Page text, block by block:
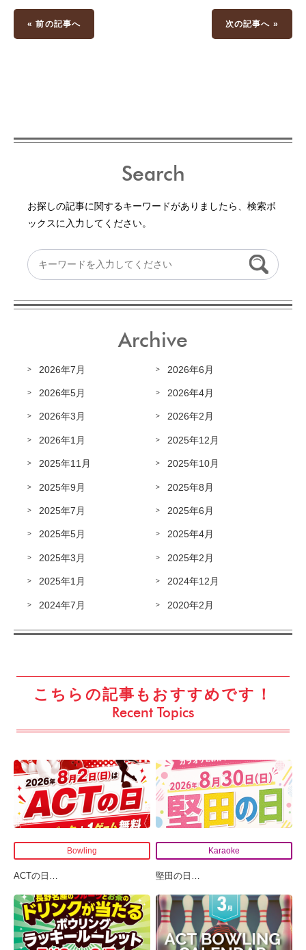
« 前の記事へ 次の記事へ »
Search
お探しの記事に関するキーワードがありましたら、検索ボ
ックスに入力してください。
Archive
2026年7月 2026年6月
2026年5月 2026年4月
2026年3月 2026年2月
2026年1月 2025年12月
2025年11月 2025年10月
2025年9月 2025年8月
2025年7月 2025年6月
2025年5月 2025年4月
2025年3月 2025年2月
2025年1月 2024年12月
2024年7月 2020年2月
こちらの記事もおすすめです！
Recent Topics
Bowling
ACTの日
Karaoke
堅田の日